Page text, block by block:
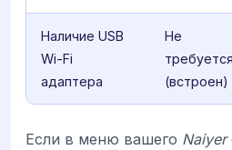
Наличие USB
Wi-Fi
адаптера
Не
требуется
(встроен)
Если в меню вашего Naiyer